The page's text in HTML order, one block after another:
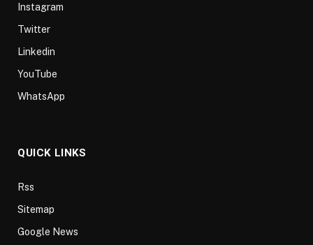
Instagram
Twitter
Linkedin
YouTube
WhatsApp
QUICK LINKS
Rss
Sitemap
Google News